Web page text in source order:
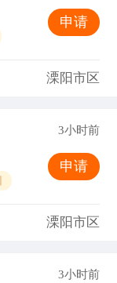
申请
溧阳市区
3小时前
申请
溧阳市区
3小时前